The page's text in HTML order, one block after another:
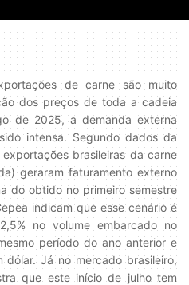
de carne são muito
dos preços de toda a cadeia
de 2025, a demanda externa
intensa. Segundo dados da
brasileiras da carne
geraram faturamento externo
do obtido no primeiro semestre
indicam que esse cenário é
no volume embarcado no
período do ano anterior e
dólar. Já no mercado brasileiro,
que este início de julho tem